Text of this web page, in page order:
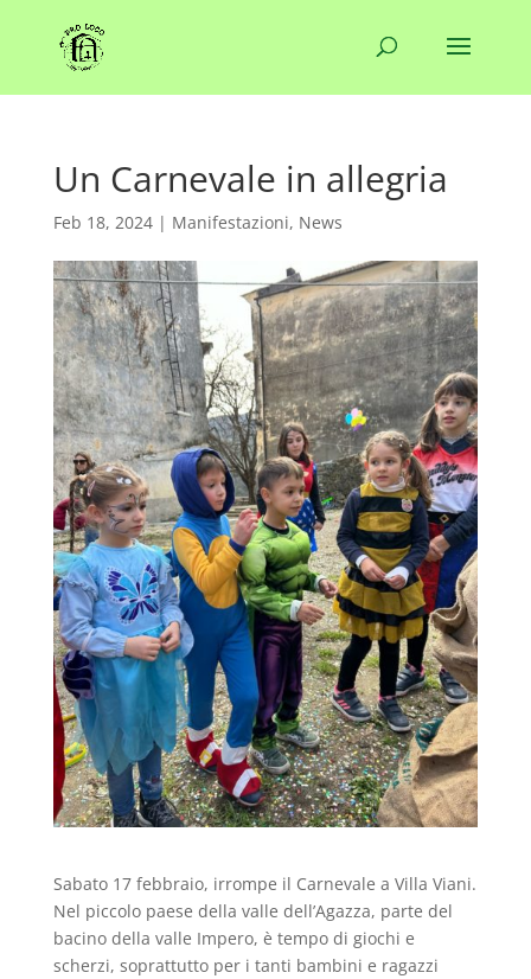
Un Carnevale in allegria
Feb 18, 2024| Manifestazioni, News
Sabato 17 febbraio, irrompe il Carnevale a Villa Viani.
Nel piccolo paese della valle dell’Agazza, parte del
bacino della valle Impero, è tempo di giochi e
scherzi, soprattutto per i tanti bambini e ragazzi